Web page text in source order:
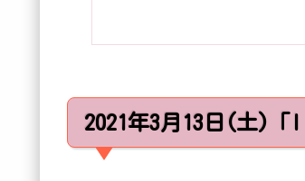
2021年3月13日(土)「